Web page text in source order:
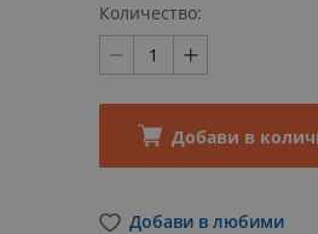
Количество
Добави в
Добави в любими